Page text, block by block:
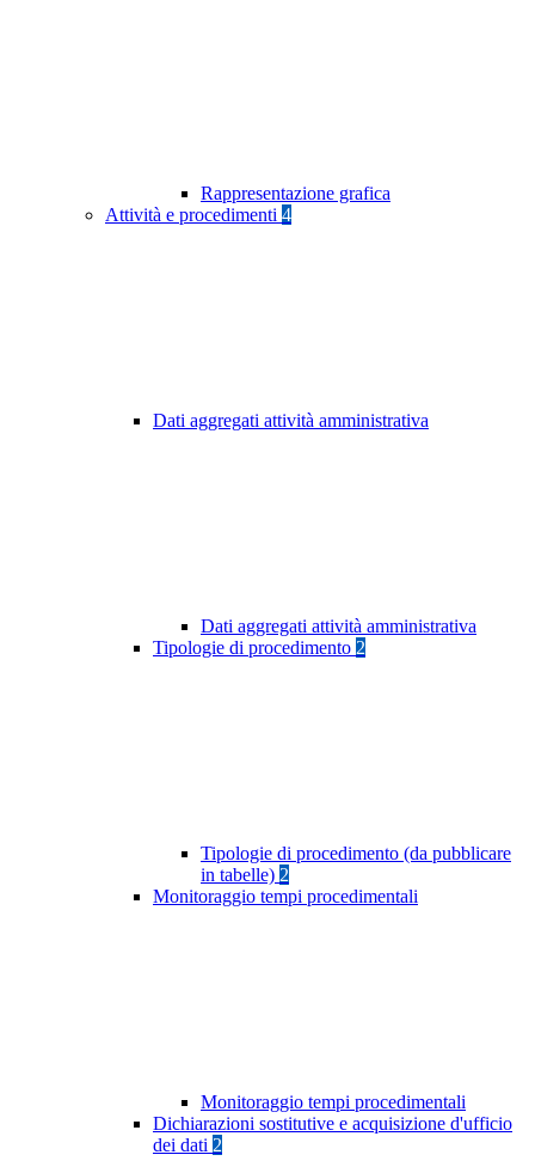
Rappresentazione grafica
Attività e procedimenti 4
Dati aggregati attività amministrativa
Dati aggregati attività amministrativa
Tipologie di procedimento 2
Tipologie di procedimento (da pubblicare
in tabelle) 2
Monitoraggio tempi procedimentali
Monitoraggio tempi procedimentali
Dichiarazioni sostitutive e acquisizione d'ufficio
dei dati 2